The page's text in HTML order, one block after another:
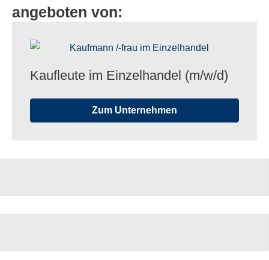
angeboten von:
Kauf­leute im Einzel­han­del (m/​w/​d)
Zum Unternehmen